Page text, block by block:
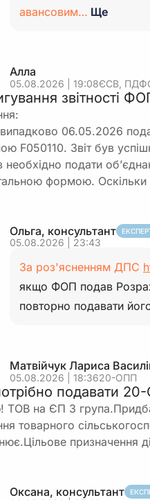
авансовим… Ще
Алла
05.08.2026 | 19:08ЄСВ,
звітності
06.05.2026
F050110. Звіт був
необхідно подати
формою.
Ольга, консультант
05.08.2026 | 23:43
За роз'ясненням ДПС
якщо ФОП подав
повторно подавати
Матвійчук Лариса
05.08.2026 | 18:3620-ОПП
подавати
ТОВ на ЄП 3
товарного
призначення
Оксана, консультант